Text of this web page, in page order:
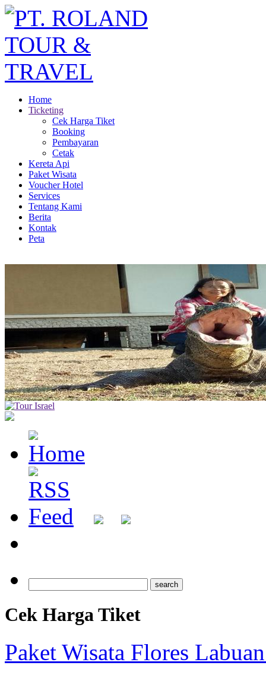
Home
Ticketing
Cek Harga Tiket
Booking
Pembayaran
Cetak
Kereta Api
Paket Wisata
Voucher Hotel
Services
Tentang Kami
Berita
Kontak
Peta
Cek Harga Tiket
Paket Wisata Flores